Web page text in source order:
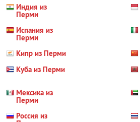
Индия из
Перми
Испания из
Перми
Кипр из Перми
Куба из Перми
Мексика из
Перми
Россия из